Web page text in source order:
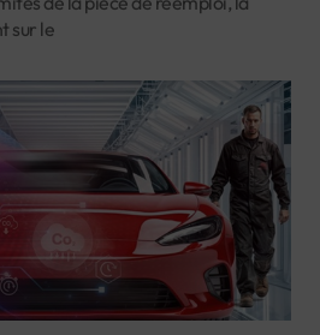
sur le